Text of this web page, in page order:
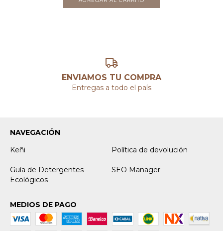
ENVIAMOS TU COMPRA
Entregas a todo el país
NAVEGACIÓN
Keñi
Política de devolución
Guía de Detergentes
Ecológicos
SEO Manager
MEDIOS DE PAGO